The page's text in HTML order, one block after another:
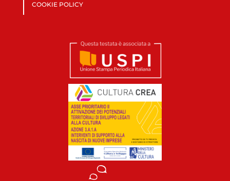
COOKIE POLICY